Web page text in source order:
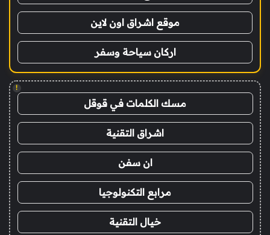
موقع اشراق اون لاين
اركان سياحة وسفر
!
مسك الكلمات في قوقل
اشراق التقنية
ان سفن
مرابع التكنولوجيا
خيال التقنية